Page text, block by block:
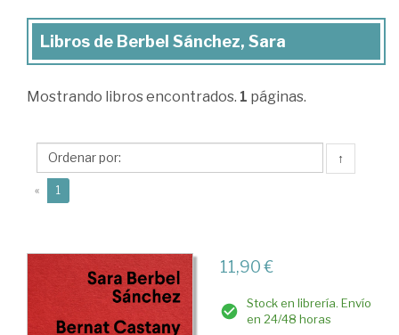
Libros
Berbel
Sara
Libros de Berbel Sánchez, Sara
Mostrando libros encontrados. 1 páginas.
↑
« 1
11,90 €
Stock en librería. Envío
en 24/48 horas